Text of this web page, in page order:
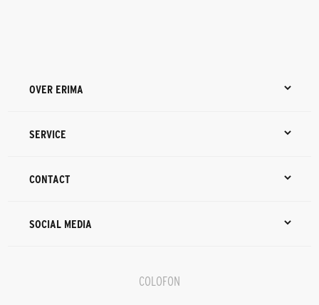
OVER ERIMA
SERVICE
CONTACT
SOCIAL MEDIA
COLOFON